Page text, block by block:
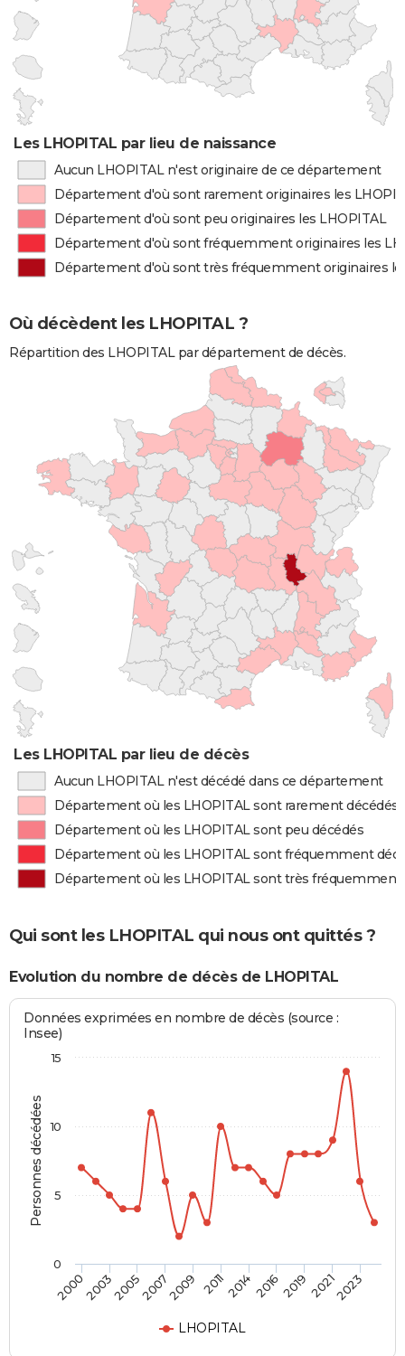
Les LHOPITAL par lieu de naissance
Aucun LHOPITAL n'est originaire de ce département
Département d'où sont rarement originaires les
Département d'où sont peu originaires les LHOPITAL
Département d'où sont fréquemment originaires les
Département d'où sont très fréquemment originaires
Où décèdent les LHOPITAL ?
Répartition des LHOPITAL par département de décès.
Les LHOPITAL par lieu de décès
Aucun LHOPITAL n'est décédé dans ce département
Département où les LHOPITAL sont rarement décédés
Département où les LHOPITAL sont peu décédés
Département où les LHOPITAL sont fréquemment
Département où les LHOPITAL sont très fréquemment
Qui sont les LHOPITAL qui nous ont quittés ?
Evolution du nombre de décès de LHOPITAL
Personnes décédées
Données exprimées en nombre de décès (source :
Insee)
LHOPITAL
20002003200520072009 201120142016201920212023
0
5
10
15